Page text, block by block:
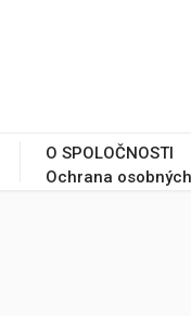
O SPOLOČNOSTI
Ochrana